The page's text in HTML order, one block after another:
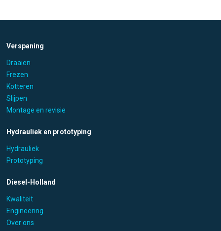
Verspaning
Draaien
Frezen
Kotteren
Slijpen
Montage en revisie
Hydrauliek en prototyping
Hydrauliek
Prototyping
Diesel-Holland
Kwaliteit
Engineering
Over ons